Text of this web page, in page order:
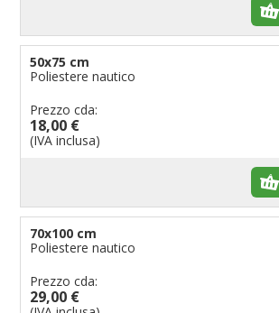
50x75 cm
Poliestere nautico
Prezzo cda:
18,00 €
(IVA inclusa)
70x100 cm
Poliestere nautico
Prezzo cda:
29,00 €